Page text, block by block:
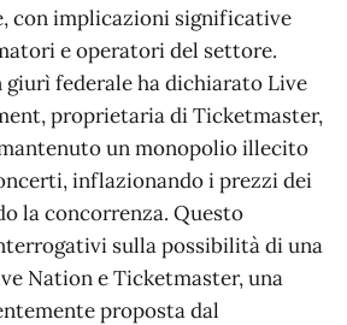
con implicazioni significative
e operatori del settore.
giurì federale ha dichiarato Live
proprietaria di Ticketmaster,
un monopolio illecito
inflazionando i prezzi dei
la concorrenza. Questo
sulla possibilità di una
Nation e Ticketmaster, una
proposta dal